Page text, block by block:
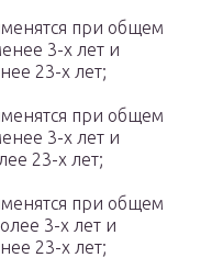
при общем
3-х лет и
23-х лет;
при общем
3-х лет и
23-х лет;
при общем
3-х лет и
23-х лет;